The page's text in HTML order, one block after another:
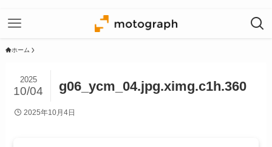
ホーム
g06_ycm_04.jpg.ximg.c1h.360
2025
10/04
2025年10月4日